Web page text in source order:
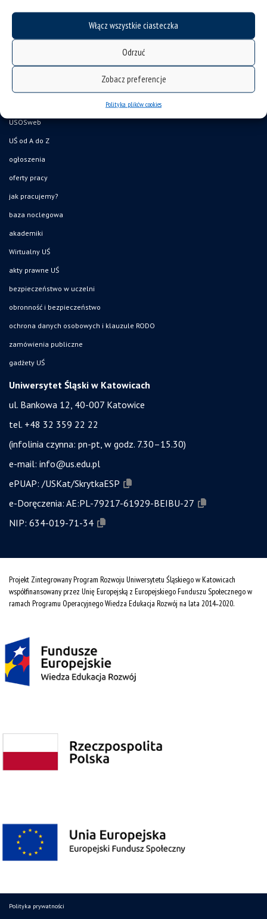
Włącz wszystkie ciasteczka
Odrzuć
Zobacz preferencje
Polityka plików cookies
deklaracja dostępności
organizacja roku akademickiego
USOSweb
UŚ od A do Z
ogłoszenia
oferty pracy
jak pracujemy?
baza noclegowa
akademiki
Wirtualny UŚ
akty prawne UŚ
bezpieczeństwo w uczelni
obronność i bezpieczeństwo
ochrona danych osobowych i klauzule RODO
zamówienia publiczne
gadżety UŚ
Uniwersytet Śląski w Katowicach
ul. Bankowa 12, 40-007 Katowice
tel. +48 32 359 22 22
(infolinia czynna: pn-pt, w godz. 7.30–15.30)
e-mail: info@us.edu.pl
ePUAP: /USKat/SkrytkaESP
e-Doręczenia: AE:PL-79217-61929-BEIBU-27
NIP: 634-019-71-34
Projekt Zintegrowany Program Rozwoju Uniwersytetu Śląskiego w Katowicach
współfinansowany przez Unię Europejską z Europejskiego Funduszu Społecznego w
ramach Programu Operacyjnego Wiedza Edukacja Rozwój na lata 2014˗2020.
Polityka prywatności